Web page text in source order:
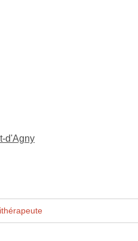
d'Agny